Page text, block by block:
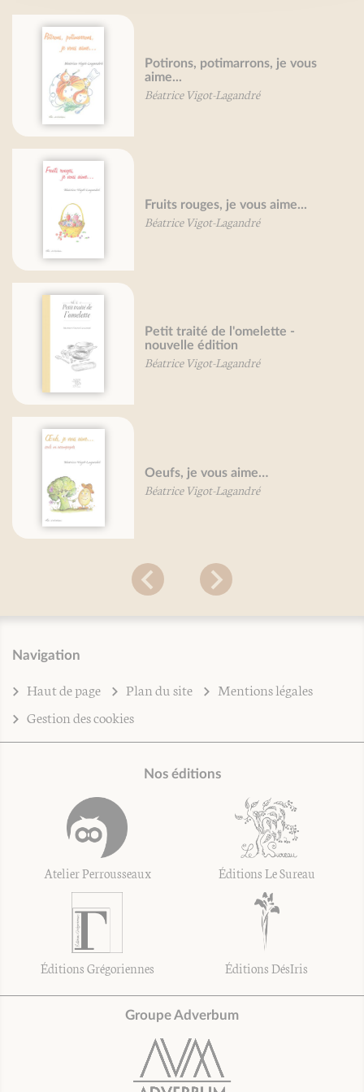
Potirons, potimarrons, je vous
aime...
Béatrice Vigot-Lagandré
Fruits rouges, je vous aime...
Béatrice Vigot-Lagandré
Petit traité de l'omelette -
nouvelle édition
Béatrice Vigot-Lagandré
Oeufs, je vous aime…
Béatrice Vigot-Lagandré
Navigation
Haut de page Plan du site
Mentions légales
Gestion des cookies
Nos éditions
Atelier Perrousseaux Éditions Le Sureau
Éditions Grégoriennes Éditions DésIris
Groupe Adverbum